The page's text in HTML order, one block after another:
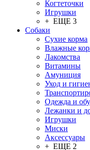
Когтеточки
Игрушки
+ ЕЩЕ 3
Собаки
Сухие корма
Влажные
Лакомства
Витамины
Амуниция
Уход и
Одежда и
Лежанки и
Игрушки
Миски
Аксессуары
+ ЕЩЕ 2